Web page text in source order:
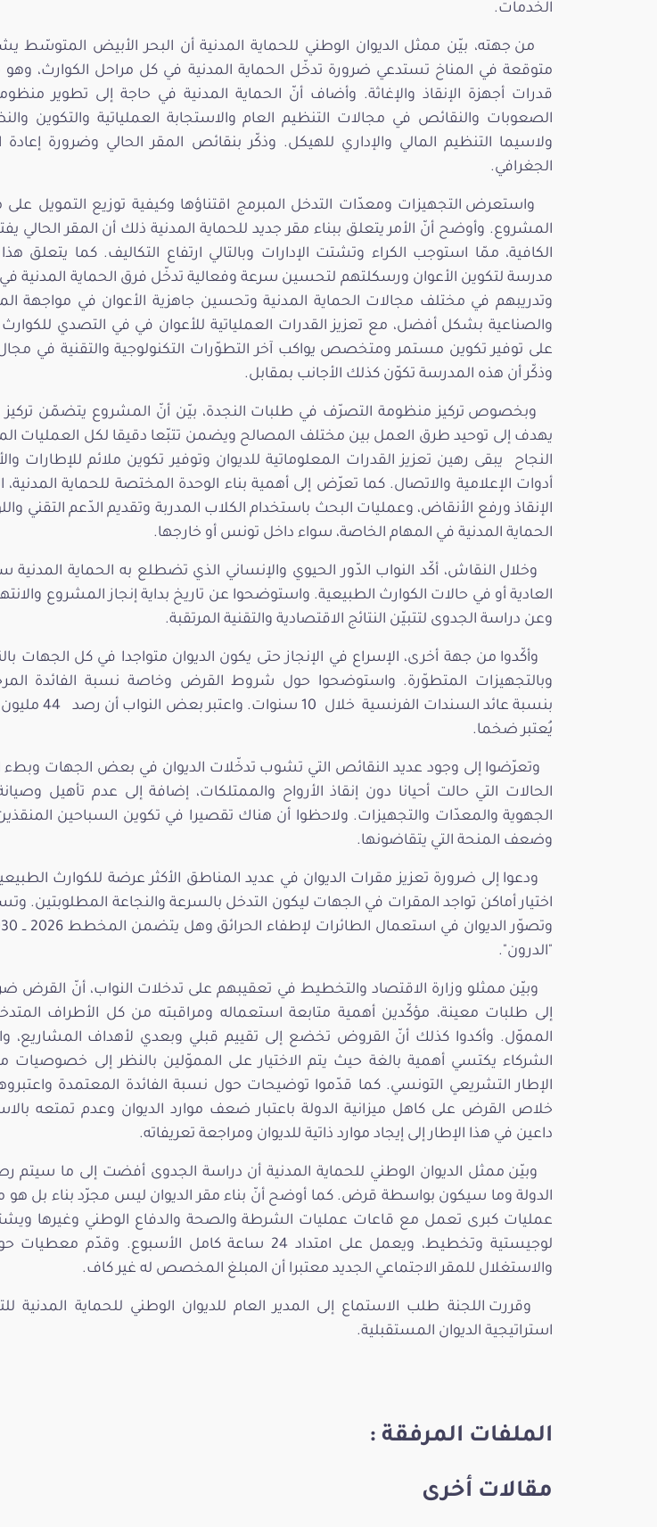
الخدمات.
من جهته، بيّن ممثل الديوان الوطني للحماية المدنية أن البحر الأبيض المتوسّط
متوقعة في المناخ تستدعي ضرورة تدخّل الحماية المدنية في كل مراحل الكوارث، وهو
قدرات أجهزة الإنقاذ والإغاثة. وأضاف أنّ الحماية المدنية في حاجة إلى تطوير
الصعوبات والنقائص في مجالات التنظيم العام والاستجابة العملياتية والتكوين
ولاسيما التنظيم المالي والإداري للهيكل. وذكّر بنقائص المقر الحالي وضرورة إعادة
الجغرافي.
واستعرض التجهيزات ومعدّات التدخل المبرمج اقتناؤها وكيفية توزيع التمويل
المشروع. وأوضح أنّ الأمر يتعلق ببناء مقر جديد للحماية المدنية ذلك أن المقر الحالي
الكافية، ممّا استوجب الكراء وتشتت الإدارات وبالتالي ارتفاع التكاليف. كما يتعلق
مدرسة لتكوين الأعوان ورسكلتهم لتحسين سرعة وفعالية تدخّل فرق الحماية المدنية
وتدريبهم في مختلف مجالات الحماية المدنية وتحسين جاهزية الأعوان في مواجهة
والصناعية بشكل أفضل، مع تعزيز القدرات العملياتية للأعوان في في التصدي للكوارث
على توفير تكوين مستمر ومتخصص يواكب آخر التطوّرات التكنولوجية والتقنية في مجال
وذكّر أن هذه المدرسة تكوّن كذلك الأجانب بمقابل.
وبخصوص تركيز منظومة التصرّف في طلبات النجدة، بيّن أنّ المشروع يتضمّن تركيز
يهدف إلى توحيد طرق العمل بين مختلف المصالح ويضمن تتبّعا دقيقا لكل العمليات
النجاح يبقى رهين تعزيز القدرات المعلوماتية للديوان وتوفير تكوين ملائم للإطارات
أدوات الإعلامية والاتصال. كما تعرّض إلى أهمية بناء الوحدة المختصة للحماية المدنية،
الإنقاذ ورفع الأنقاض، وعمليات البحث باستخدام الكلاب المدربة وتقديم الدّعم التقني
الحماية المدنية في المهام الخاصة، سواء داخل تونس أو خارجها.
وخلال النقاش، أكّد النواب الدّور الحيوي والإنساني الذي تضطلع به الحماية المدنية
العادية أو في حالات الكوارث الطبيعية. واستوضحوا عن تاريخ بداية إنجاز المشروع
وعن دراسة الجدوى لتتبيّن النتائج الاقتصادية والتقنية المرتقبة.
وأكّدوا من جهة أخرى، الإسراع في الإنجاز حتى يكون الديوان متواجدا في كل الجهات
وبالتجهيزات المتطوّرة. واستوضحوا حول شروط القرض وخاصة نسبة الفائدة
بنسبة عائد السندات
يُعتبر ضخما.
وتعرّضوا إلى وجود عديد النقائص التي تشوب تدخّلات الديوان في بعض الجهات وبطء
الحالات التي حالت أحيانا دون إنقاذ الأرواح والممتلكات، إضافة إلى عدم تأهيل
الجهوية والمعدّات والتجهيزات. ولاحظوا أن هناك تقصيرا في تكوين السباحين
وضعف المنحة التي يتقاضونها.
ودعوا إلى ضرورة تعزيز مقرات الديوان في عديد المناطق الأكثر عرضة للكوارث
اختيار أماكن تواجد المقرات في الجهات ليكون التدخل بالسرعة والنجاعة المطلوبتين.
"الدرون".
وبيّن ممثلو وزارة الاقتصاد والتخطيط في تعقيبهم على تدخلات النواب، أنّ القرض
إلى طلبات معينة، مؤكّدين أهمية متابعة استعماله ومراقبته من كل الأطراف
المموّل. وأكدوا كذلك أنّ القروض تخضع إلى تقييم قبلي وبعدي لأهداف المشاريع،
الشركاء يكتسي أهمية بالغة حيث يتم الاختيار على المموّلين بالنظر إلى خصوصيات
الإطار التشريعي التونسي. كما قدّموا توضيحات حول نسبة الفائدة المعتمدة
خلاص القرض على كاهل ميزانية الدولة باعتبار ضعف موارد الديوان وعدم تمتعه
داعين في هذا الإطار إلى إيجاد موارد ذاتية للديوان ومراجعة تعريفاته.
وبيّن ممثل الديوان الوطني للحماية المدنية أن دراسة الجدوى أفضت إلى ما سيتم
الدولة وما سيكون بواسطة قرض. كما أوضح أنّ بناء مقر الديوان ليس مجرّد بناء بل هو
عمليات كبرى تعمل مع قاعات عمليات الشرطة والصحة والدفاع الوطني وغيرها
لوجيستية وتخطيط، ويعمل على امتداد 24 ساعة كامل الأسبوع. وقدّم
والاستغلال للمقر الاجتماعي الجديد معتبرا أن المبلغ المخصص له غير كاف.
وقررت اللجنة طلب الاستماع إلى المدير العام للديوان الوطني للحماية المدنية
استراتيجية الديوان المستقبلية.
الملفات المرفقة :
مقالات أخرى